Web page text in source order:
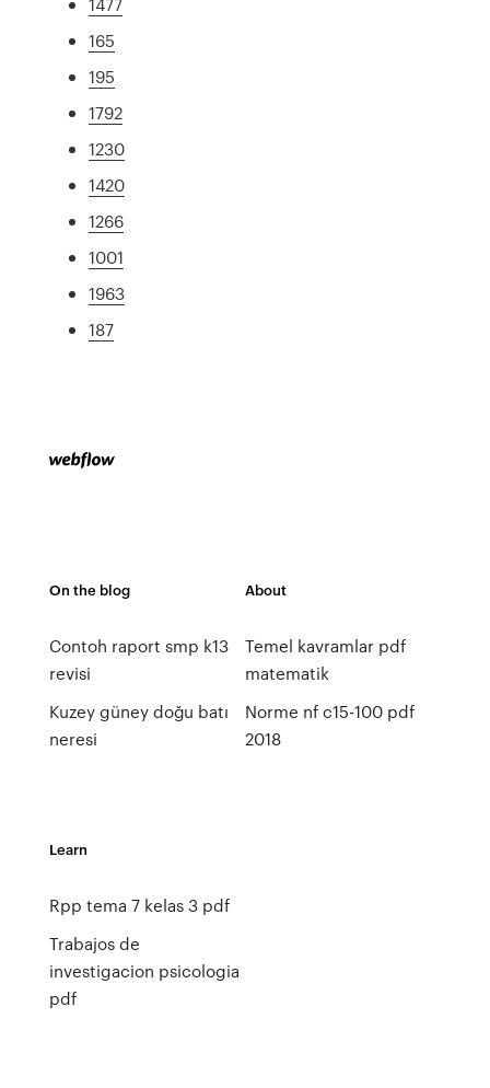
165
195
1792
1230
1420
1266
1001
1963
187
On the blog
Contoh raport smp k13
revisi
Kuzey güney doğu batı
neresi
About
Temel kavramlar pdf
matematik
Norme nf c15-100 pdf
2018
Learn
Rpp tema 7 kelas 3 pdf
Trabajos de
investigacion psicologia
pdf